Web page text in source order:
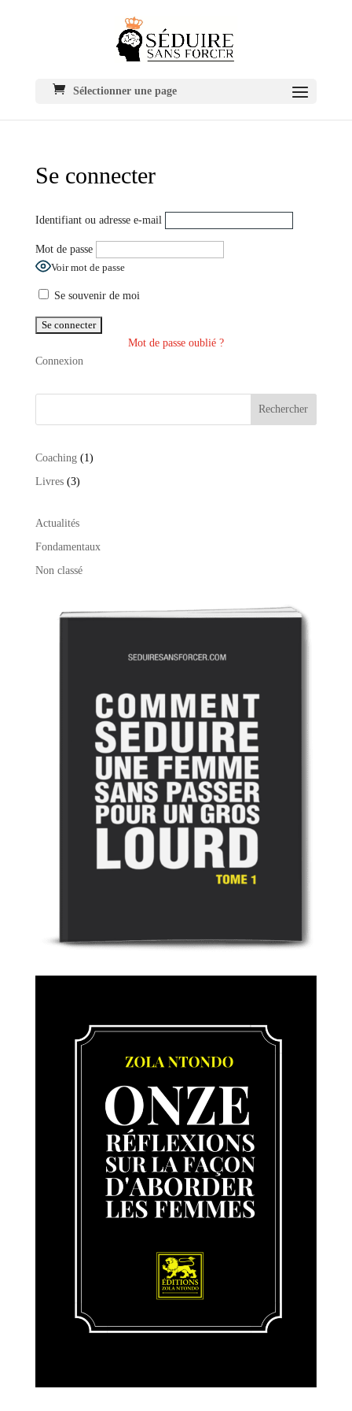
Sélectionner une page
Se connecter
Identifiant ou adresse e-mail
Mot de passe
Voir mot de passe
Se souvenir de moi
Mot de passe oublié ?
Connexion
Rechercher
Coaching 11
Livres 33
Actualités
Fondamentaux
Non classé